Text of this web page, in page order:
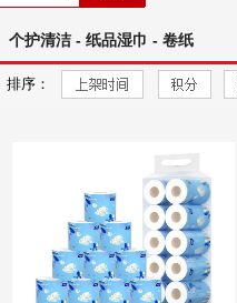
个护清洁 - 纸品湿巾 - 卷纸
排序：